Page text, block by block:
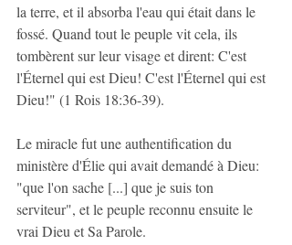
la terre, et il absorba l'eau qui était dans le
fossé. Quand tout le peuple vit cela, ils
tombèrent sur leur visage et dirent: C'est
l'Éternel qui est Dieu! C'est l'Éternel qui est
Dieu!" (1 Rois 18:36-39).
Le miracle fut une authentification du
ministère d'Élie qui avait demandé à Dieu:
"que l'on sache [...] que je suis ton
serviteur", et le peuple reconnu ensuite le
vrai Dieu et Sa Parole.